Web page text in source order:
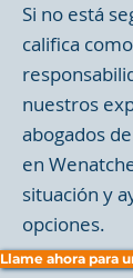
Si no está
califica
nuestros
abogados
en
situación y
opciones.
Llame ahora para